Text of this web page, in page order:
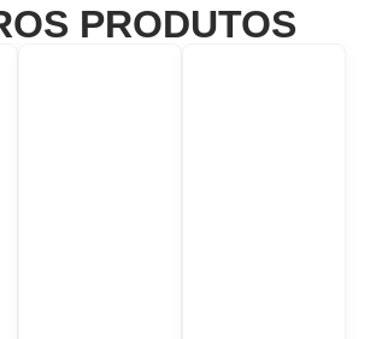
PRODUTOS